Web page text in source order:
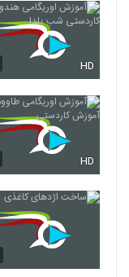
HD
HD